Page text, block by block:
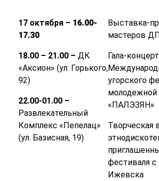
17 октября – 16.00-
17.30
18.00 – 21.00 – ДК
«Аксион» (ул. Горького,
92)
22.00-01.00 –
Развлекательный
Комплекс «Пепелац»
(ул. Базисная, 19)
Выставка-
мастеров
Гала-концерт
угорского
молодежной
«ПАЛЭЗЯН»
Творческая
фестиваля
Ижевска